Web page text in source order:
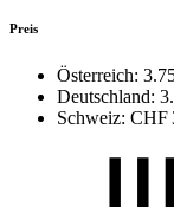
Preis
Österreich:
Deutschland:
Schweiz: CHF